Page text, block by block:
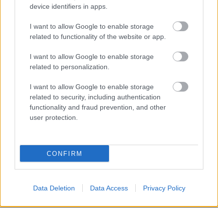
device identifiers in apps.
I want to allow Google to enable storage
related to functionality of the website or app.
I want to allow Google to enable storage
related to personalization.
I want to allow Google to enable storage
related to security, including authentication
functionality and fraud prevention, and other
user protection.
CONFIRM
Data Deletion Data Access Privacy Policy
ΔΙΕΘΝΗ
παρέμεινε στην κορυφή του VNL
Η Πολωνία διατήρησε τα σκήπτρα της στο Volleyball Nations
League, επικρατώντας με 3-2 των ΗΠΑ σε έναν
συναρπαστικό τελικό στο Νίγκμπο της Κίνας. Το χάλκινο...